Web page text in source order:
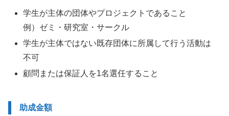
学生が主体の団体やプロジェクトであること
例）ゼミ・研究室・サークル
学生が主体ではない既存団体に所属して行う活動は
不可
顧問または保証人を1名選任すること
助成金額